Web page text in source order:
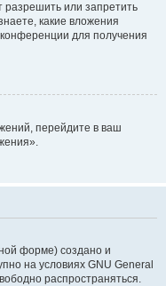
или запретить
какие вложения
для получения
перейдите в ваш
форме) создано и
на условиях GNU General
распространяться.